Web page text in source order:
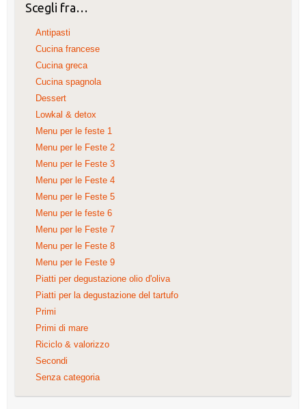
Scegli fra…
Antipasti
Cucina francese
Cucina greca
Cucina spagnola
Dessert
Lowkal & detox
Menu per le feste 1
Menu per le Feste 2
Menu per le Feste 3
Menu per le Feste 4
Menu per le Feste 5
Menu per le feste 6
Menu per le Feste 7
Menu per le Feste 8
Menu per le Feste 9
Piatti per degustazione olio d'oliva
Piatti per la degustazione del tartufo
Primi
Primi di mare
Riciclo & valorizzo
Secondi
Senza categoria